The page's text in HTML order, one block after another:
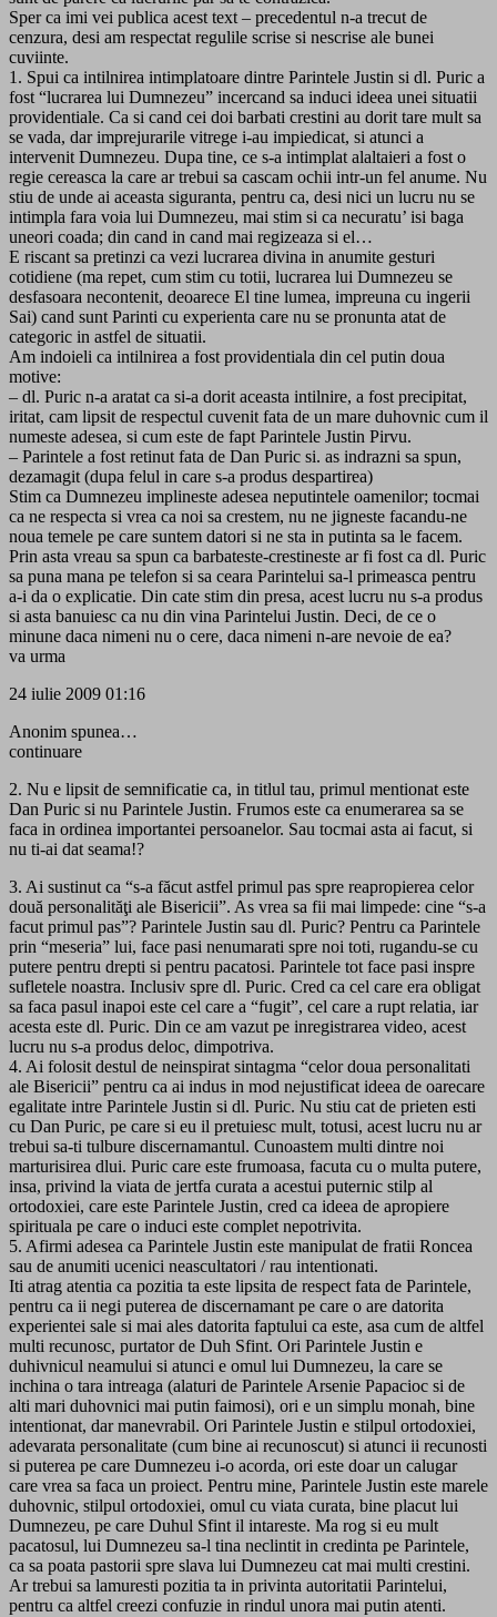
Sper ca imi vei publica acest text – precedentul n-a trecut de
cenzura, desi am respectat regulile scrise si nescrise ale bunei
cuviinte.
1. Spui ca intilnirea intimplatoare dintre Parintele Justin si dl. Puric a
fost “lucrarea lui Dumnezeu” incercand sa induci ideea unei situatii
providentiale. Ca si cand cei doi barbati crestini au dorit tare mult sa
se vada, dar imprejurarile vitrege i-au impiedicat, si atunci a
intervenit Dumnezeu. Dupa tine, ce s-a intimplat alaltaieri a fost o
regie cereasca la care ar trebui sa cascam ochii intr-un fel anume. Nu
stiu de unde ai aceasta siguranta, pentru ca, desi nici un lucru nu se
intimpla fara voia lui Dumnezeu, mai stim si ca necuratu’ isi baga
uneori coada; din cand in cand mai regizeaza si el…
E riscant sa pretinzi ca vezi lucrarea divina in anumite gesturi
cotidiene (ma repet, cum stim cu totii, lucrarea lui Dumnezeu se
desfasoara necontenit, deoarece El tine lumea, impreuna cu ingerii
Sai) cand sunt Parinti cu experienta care nu se pronunta atat de
categoric in astfel de situatii.
Am indoieli ca intilnirea a fost providentiala din cel putin doua
motive:
– dl. Puric n-a aratat ca si-a dorit aceasta intilnire, a fost precipitat,
iritat, cam lipsit de respectul cuvenit fata de un mare duhovnic cum il
numeste adesea, si cum este de fapt Parintele Justin Pirvu.
– Parintele a fost retinut fata de Dan Puric si. as indrazni sa spun,
dezamagit (dupa felul in care s-a produs despartirea)
Stim ca Dumnezeu implineste adesea neputintele oamenilor; tocmai
ca ne respecta si vrea ca noi sa crestem, nu ne jigneste facandu-ne
noua temele pe care suntem datori si ne sta in putinta sa le facem.
Prin asta vreau sa spun ca barbateste-crestineste ar fi fost ca dl. Puric
sa puna mana pe telefon si sa ceara Parintelui sa-l primeasca pentru
a-i da o explicatie. Din cate stim din presa, acest lucru nu s-a produs
si asta banuiesc ca nu din vina Parintelui Justin. Deci, de ce o
minune daca nimeni nu o cere, daca nimeni n-are nevoie de ea?
va urma
24 iulie 2009 01:16
Anonim spunea…
continuare
2. Nu e lipsit de semnificatie ca, in titlul tau, primul mentionat este
Dan Puric si nu Parintele Justin. Frumos este ca enumerarea sa se
faca in ordinea importantei persoanelor. Sau tocmai asta ai facut, si
nu ti-ai dat seama!?
3. Ai sustinut ca “s-a făcut astfel primul pas spre reapropierea celor
două personalităţi ale Bisericii”. As vrea sa fii mai limpede: cine “s-a
facut primul pas”? Parintele Justin sau dl. Puric? Pentru ca Parintele
prin “meseria” lui, face pasi nenumarati spre noi toti, rugandu-se cu
putere pentru drepti si pentru pacatosi. Parintele tot face pasi inspre
sufletele noastra. Inclusiv spre dl. Puric. Cred ca cel care era obligat
sa faca pasul inapoi este cel care a “fugit”, cel care a rupt relatia, iar
acesta este dl. Puric. Din ce am vazut pe inregistrarea video, acest
lucru nu s-a produs deloc, dimpotriva.
4. Ai folosit destul de neinspirat sintagma “celor doua personalitati
ale Bisericii” pentru ca ai indus in mod nejustificat ideea de oarecare
egalitate intre Parintele Justin si dl. Puric. Nu stiu cat de prieten esti
cu Dan Puric, pe care si eu il pretuiesc mult, totusi, acest lucru nu ar
trebui sa-ti tulbure discernamantul. Cunoastem multi dintre noi
marturisirea dlui. Puric care este frumoasa, facuta cu o multa putere,
insa, privind la viata de jertfa curata a acestui puternic stilp al
ortodoxiei, care este Parintele Justin, cred ca ideea de apropiere
spirituala pe care o induci este complet nepotrivita.
5. Afirmi adesea ca Parintele Justin este manipulat de fratii Roncea
sau de anumiti ucenici neascultatori / rau intentionati.
Iti atrag atentia ca pozitia ta este lipsita de respect fata de Parintele,
pentru ca ii negi puterea de discernamant pe care o are datorita
experientei sale si mai ales datorita faptului ca este, asa cum de altfel
multi recunosc, purtator de Duh Sfint. Ori Parintele Justin e
duhivnicul neamului si atunci e omul lui Dumnezeu, la care se
inchina o tara intreaga (alaturi de Parintele Arsenie Papacioc si de
alti mari duhovnici mai putin faimosi), ori e un simplu monah, bine
intentionat, dar manevrabil. Ori Parintele Justin e stilpul ortodoxiei,
adevarata personalitate (cum bine ai recunoscut) si atunci ii recunosti
si puterea pe care Dumnezeu i-o acorda, ori este doar un calugar
care vrea sa faca un proiect. Pentru mine, Parintele Justin este marele
duhovnic, stilpul ortodoxiei, omul cu viata curata, bine placut lui
Dumnezeu, pe care Duhul Sfint il intareste. Ma rog si eu mult
pacatosul, lui Dumnezeu sa-l tina neclintit in credinta pe Parintele,
ca sa poata pastorii spre slava lui Dumnezeu cat mai multi crestini.
Ar trebui sa lamuresti pozitia ta in privinta autoritatii Parintelui,
pentru ca altfel creezi confuzie in rindul unora mai putin atenti.